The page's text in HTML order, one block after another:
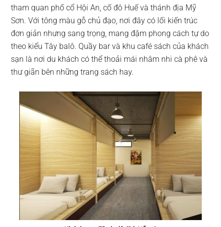
tham quan phố cổ Hội An, cố đô Huế và thánh địa Mỹ
Sơn. Với tông màu gỗ chủ đạo, nơi đây có lối kiến trúc
đơn giản nhưng sang trọng, mang đậm phong cách tự do
theo kiểu Tây balô. Quầy bar và khu café sách của khách
sạn là nơi du khách có thể thoải mái nhâm nhi cà phê và
thư giãn bên những trang sách hay.